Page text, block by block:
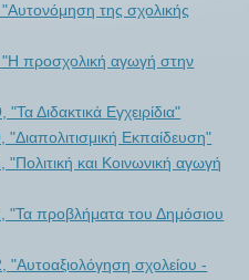
της σχολικής
προσχολική αγωγή στην
Διδακτικά Εγχειρίδια"
Εκπαίδευση"
και Κοινωνική αγωγή
"Τα προβλήματα του Δημόσιου
σχολείου -